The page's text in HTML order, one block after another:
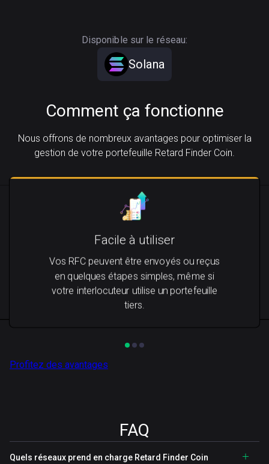
Disponible sur le réseau:
Solana
Comment ça fonctionne
Nous offrons de nombreux avantages pour optimiser la
gestion de votre portefeuille Retard Finder Coin.
Facile à utiliser
Vos RFC peuvent être envoyés ou reçus
en quelques étapes simples, même si
votre interlocuteur utilise un portefeuille
tiers.
Profitez des avantages
FAQ
Quels réseaux prend en charge Retard Finder Coin